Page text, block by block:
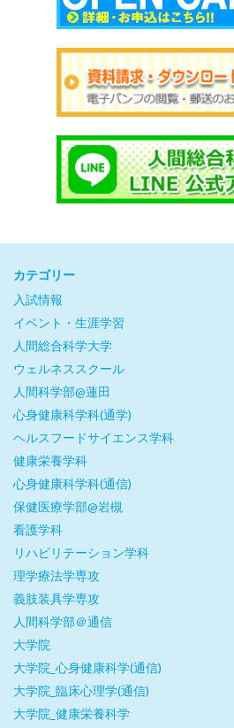
カテゴリー
入試情報
イベント・生涯学習
人間総合科学大学
ウェルネススクール
人間科学部@蓮田
心身健康科学科(通学)
ヘルスフードサイエンス学科
健康栄養学科
心身健康科学科(通信)
保健医療学部@岩槻
看護学科
リハビリテーション学科
理学療法学専攻
義肢装具学専攻
人間科学部＠通信
大学院
大学院_心身健康科学(通信)
大学院_臨床心理学(通信)
大学院_健康栄養科学